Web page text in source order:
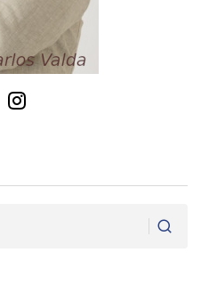
del servicio